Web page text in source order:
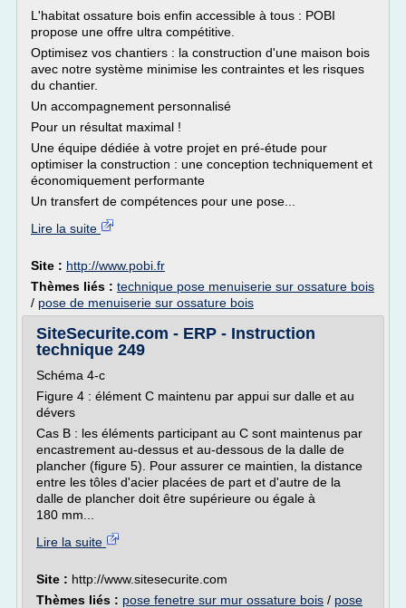
L'habitat ossature bois enfin accessible à tous : POBI
propose une offre ultra compétitive.
Optimisez vos chantiers : la construction d'une maison bois
avec notre système minimise les contraintes et les risques
du chantier.
Un accompagnement personnalisé
Pour un résultat maximal !
Une équipe dédiée à votre projet en pré-étude pour
optimiser la construction : une conception techniquement et
économiquement performante
Un transfert de compétences pour une pose...
Lire la suite
Site : http://www.pobi.fr
Thèmes liés : technique pose menuiserie sur ossature bois
/ pose de menuiserie sur ossature bois
SiteSecurite.com - ERP - Instruction
technique 249
Schéma 4-c
Figure 4 : élément C maintenu par appui sur dalle et au
dévers
Cas B : les éléments participant au C sont maintenus par
encastrement au-dessus et au-dessous de la dalle de
plancher (figure 5). Pour assurer ce maintien, la distance
entre les tôles d'acier placées de part et d'autre de la
dalle de plancher doit être supérieure ou égale à
180 mm...
Lire la suite
Site : http://www.sitesecurite.com
Thèmes liés : pose fenetre sur mur ossature bois / pose